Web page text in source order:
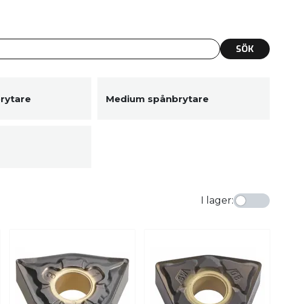
SÖK
Medium spånbrytare
I lager: